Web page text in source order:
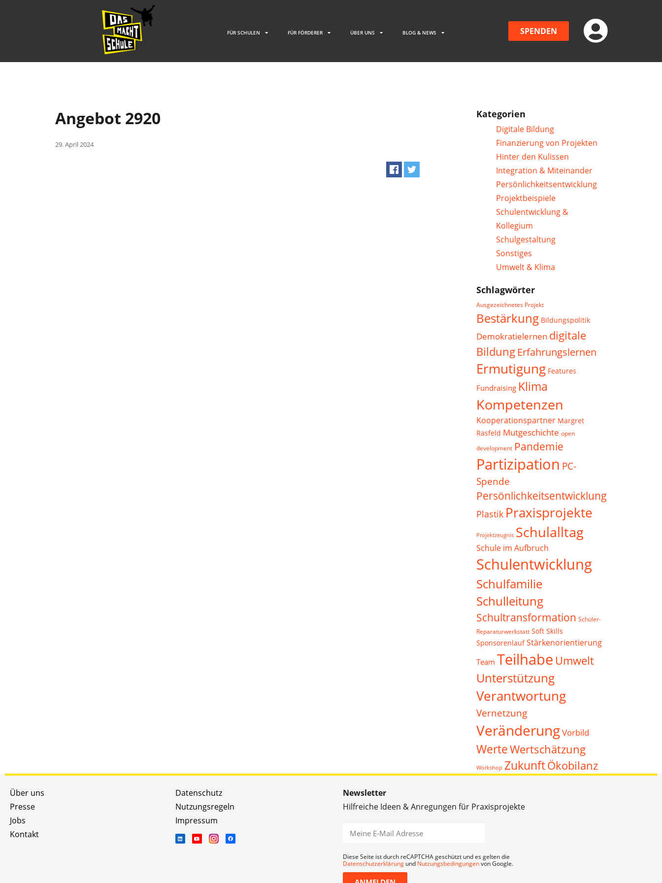
FÜR SCHULEN FÜR FÖRDERER ÜBER UNS BLOG & NEWS SPENDEN
Angebot 2920
29. April 2024
Kategorien
Digitale Bildung
Finanzierung von Projekten
Hinter den Kulissen
Integration & Miteinander
Persönlichkeitsentwicklung
Projektbeispiele
Schulentwicklung &
Kollegium
Schulgestaltung
Sonstiges
Umwelt & Klima
Schlagwörter
Ausgezeichnetes Projekt
Bestärkung Bildungspolitik
Demokratielernen digitale
Bildung Erfahrungslernen
Ermutigung Features
Fundraising Klima
Kompetenzen
Kooperationspartner Margret
Rasfeld Mutgeschichte open
development Pandemie
Partizipation PC-
Spende
Persönlichkeitsentwicklung
Plastik Praxisprojekte
Projektzeugnis Schulalltag
Schule im Aufbruch
Schulentwicklung
Schulfamilie
Schulleitung
Schultransformation Schüler-
Reparaturwerkstatt Soft Skills
Sponsorenlauf Stärkenorientierung
Team Teilhabe Umwelt
Unterstützung
Verantwortung
Vernetzung
VeränderungVorbild
WerteWertschätzung
Workshop ZukunftÖkobilanz
Über uns
Presse
Jobs
Kontakt
Datenschutz
Nutzungsregeln
Impressum
Newsletter
Hilfreiche Ideen & Anregungen für Praxisprojekte
Diese Seite ist durch reCAPTCHA geschützt und es gelten die
Datenschutzerklärung und Nutzungsbedingungenvon Google.